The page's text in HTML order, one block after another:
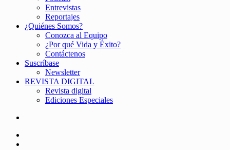
Entrevistas
Reportajes
¿Quiénes Somos?
Conozca al Equipo
¿Por qué Vida y Éxito?
Contáctenos
Suscríbase
Newsletter
REVISTA DIGITAL
Revista digital
Ediciones Especiales